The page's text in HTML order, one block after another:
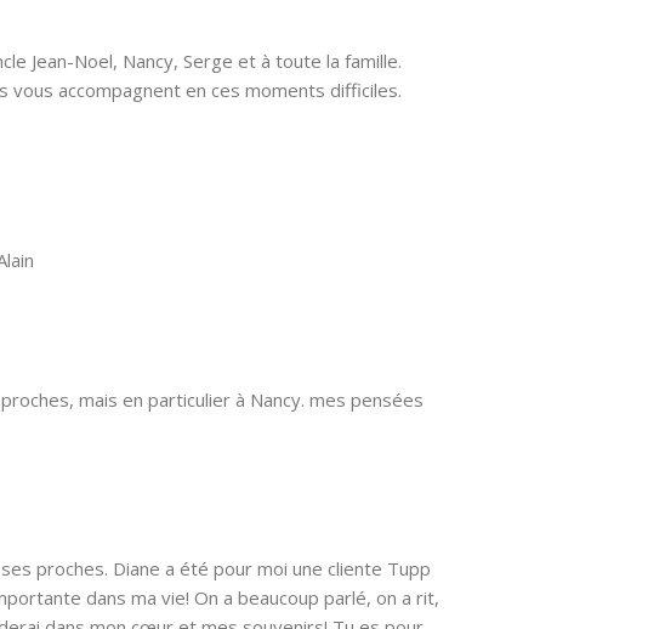
Jean-Noel, Nancy, Serge et à toute la famille.
vous accompagnent en ces moments difficiles.
mais en particulier à Nancy. mes pensées
proches. Diane a été pour moi une cliente Tupp
dans ma vie! On a beaucoup parlé, on a rit,